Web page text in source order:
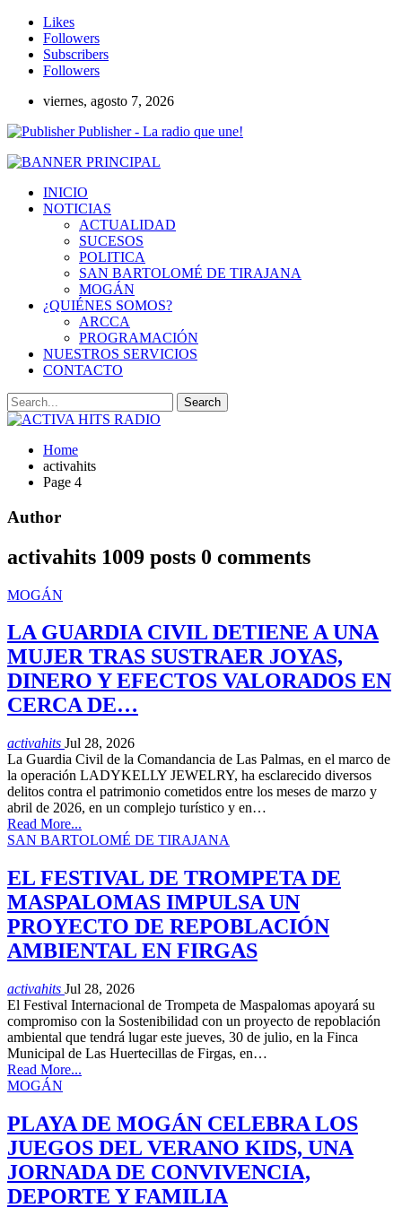
Likes
Followers
Subscribers
Followers
viernes, agosto 7, 2026
Publisher - La radio que une!
INICIO
NOTICIAS
ACTUALIDAD
SUCESOS
POLITICA
SAN BARTOLOMÉ DE TIRAJANA
MOGÁN
¿QUIÉNES SOMOS?
ARCCA
PROGRAMACIÓN
NUESTROS SERVICIOS
CONTACTO
Home
activahits
Page 4
Author
activahits 1009 posts 0 comments
MOGÁN
LA GUARDIA CIVIL DETIENE A UNA
MUJER TRAS SUSTRAER JOYAS,
DINERO Y EFECTOS VALORADOS EN
CERCA DE…
activahits Jul 28, 2026
La Guardia Civil de la Comandancia de Las Palmas, en el marco de
la operación LADYKELLY JEWELRY, ha esclarecido diversos
delitos contra el patrimonio cometidos entre los meses de marzo y
abril de 2026, en un complejo turístico y en…
Read More...
SAN BARTOLOMÉ DE TIRAJANA
EL FESTIVAL DE TROMPETA DE
MASPALOMAS IMPULSA UN
PROYECTO DE REPOBLACIÓN
AMBIENTAL EN FIRGAS
activahits Jul 28, 2026
El Festival Internacional de Trompeta de Maspalomas apoyará su
compromiso con la Sostenibilidad con un proyecto de repoblación
ambiental que tendrá lugar este jueves, 30 de julio, en la Finca
Municipal de Las Huertecillas de Firgas, en…
Read More...
MOGÁN
PLAYA DE MOGÁN CELEBRA LOS
JUEGOS DEL VERANO KIDS, UNA
JORNADA DE CONVIVENCIA,
DEPORTE Y FAMILIA